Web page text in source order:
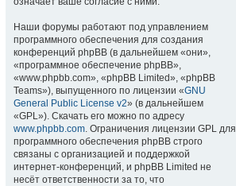
Наши форумы работают под управлением
программного обеспечения для создания
конференций phpBB (в дальнейшем «они»,
«программное обеспечение phpBB»,
«www.phpbb.com», «phpBB Limited», «phpBB
Teams»), выпущенного по лицензии «GNU
General Public License v2» (в дальнейшем
«GPL»). Скачать его можно по адресу
www.phpbb.com. Ограничения лицензии GPL для
программного обеспечения phpBB строго
связаны с организацией и поддержкой
интернет-конференций, и phpBB Limited не
несёт ответственности за то, что